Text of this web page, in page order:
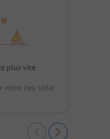
plus vite
votre lieu idéal